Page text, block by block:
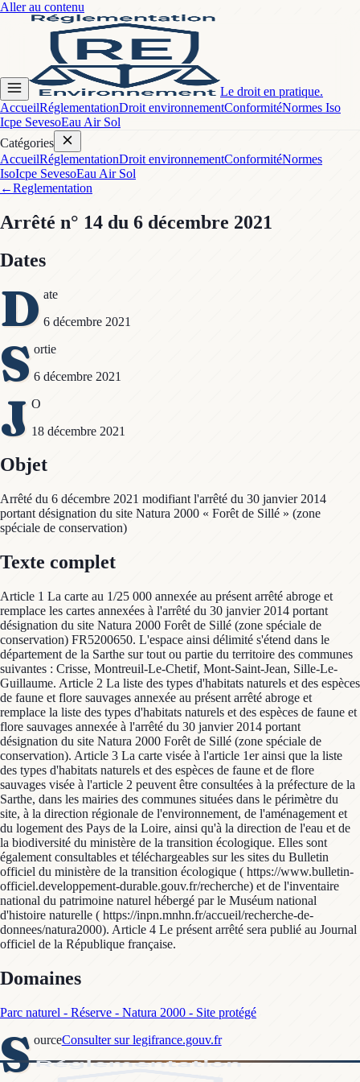
Aller au contenu
Le droit en pratique.
AccueilRéglementationDroit environnementConformitéNormes Iso
Icpe SevesoEau Air Sol
Catégories
AccueilRéglementationDroit environnementConformitéNormes
IsoIcpe SevesoEau Air Sol
←Reglementation
Arrêté n° 14 du 6 décembre 2021
Dates
D ate
6 décembre 2021
S ortie
6 décembre 2021
J O
18 décembre 2021
Objet
Arrêté du 6 décembre 2021 modifiant l'arrêté du 30 janvier 2014
portant désignation du site Natura 2000 « Forêt de Sillé » (zone
spéciale de conservation)
Texte complet
Article 1 La carte au 1/25 000 annexée au présent arrêté abroge et
remplace les cartes annexées à l'arrêté du 30 janvier 2014 portant
désignation du site Natura 2000 Forêt de Sillé (zone spéciale de
conservation) FR5200650. L'espace ainsi délimité s'étend dans le
département de la Sarthe sur tout ou partie du territoire des communes
suivantes : Crisse, Montreuil-Le-Chetif, Mont-Saint-Jean, Sille-Le-
Guillaume. Article 2 La liste des types d'habitats naturels et des espèces
de faune et flore sauvages annexée au présent arrêté abroge et
remplace la liste des types d'habitats naturels et des espèces de faune et
flore sauvages annexée à l'arrêté du 30 janvier 2014 portant
désignation du site Natura 2000 Forêt de Sillé (zone spéciale de
conservation). Article 3 La carte visée à l'article 1er ainsi que la liste
des types d'habitats naturels et des espèces de faune et de flore
sauvages visée à l'article 2 peuvent être consultées à la préfecture de la
Sarthe, dans les mairies des communes situées dans le périmètre du
site, à la direction régionale de l'environnement, de l'aménagement et
du logement des Pays de la Loire, ainsi qu'à la direction de l'eau et de
la biodiversité du ministère de la transition écologique. Elles sont
également consultables et téléchargeables sur les sites du Bulletin
officiel du ministère de la transition écologique ( https://www.bulletin-
officiel.developpement-durable.gouv.fr/recherche) et de l'inventaire
national du patrimoine naturel hébergé par le Muséum national
d'histoire naturelle ( https://inpn.mnhn.fr/accueil/recherche-de-
donnees/natura2000). Article 4 Le présent arrêté sera publié au Journal
officiel de la République française.
Domaines
Parc naturel - Réserve - Natura 2000 - Site protégé
S ourceConsulter sur legifrance.gouv.fr